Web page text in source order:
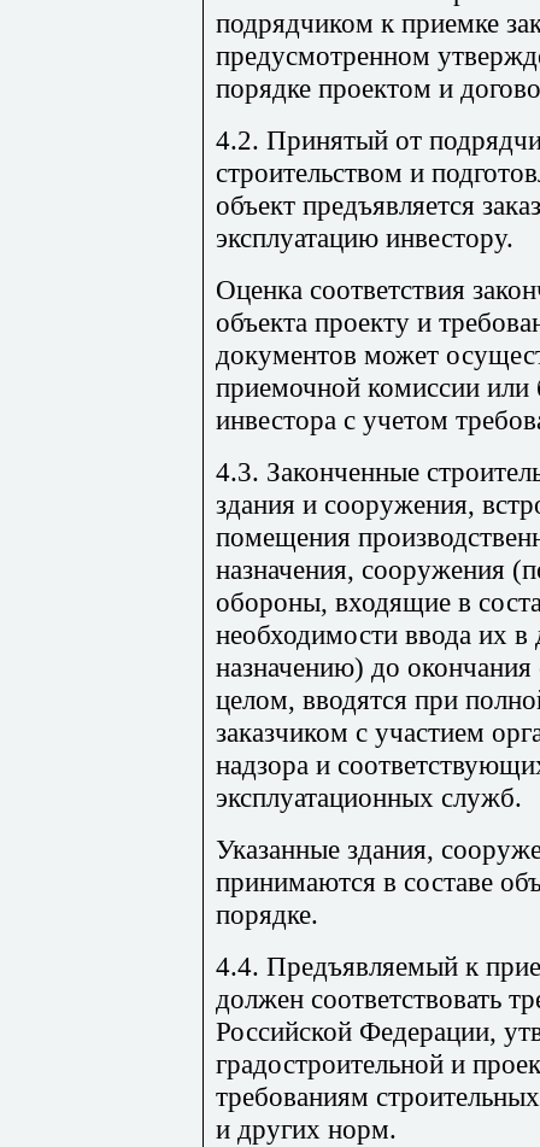
подрядчиком к приемке
предусмотренном
порядке проектом и
4.2. Принятый от
строительством и
объект предъявляется
эксплуатацию инвестору.
Оценка соответствия
объекта проекту и
документов может
приемочной комиссии
инвестора с учетом
4.3. Законченные
здания и сооружения,
помещения
назначения, сооружения
обороны, входящие в
необходимости ввода их в
назначению) до окончания
целом, вводятся при
заказчиком с участием
надзора и
эксплуатационных служб.
Указанные здания,
принимаются в составе
порядке.
4.4. Предъявляемый к
должен соответствовать
Российской Федерации,
градостроительной и
требованиям
и других норм.